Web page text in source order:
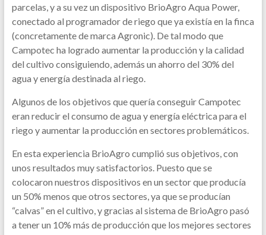
parcelas, y a su vez un dispositivo BrioAgro Aqua Power,
conectado al programador de riego que ya existía en la finca
(concretamente de marca Agronic). De tal modo que
Campotec ha logrado aumentar la producción y la calidad
del cultivo consiguiendo, además un ahorro del 30% del
agua y energía destinada al riego.
Algunos de los objetivos que quería conseguir Campotec
eran reducir el consumo de agua y energía eléctrica para el
riego y aumentar la producción en sectores problemáticos.
En esta experiencia BrioAgro cumplió sus objetivos, con
unos resultados muy satisfactorios. Puesto que se
colocaron nuestros dispositivos en un sector que producía
un 50% menos que otros sectores, ya que se producían
“calvas” en el cultivo, y gracias al sistema de BrioAgro pasó
a tener un 10% más de producción que los mejores sectores